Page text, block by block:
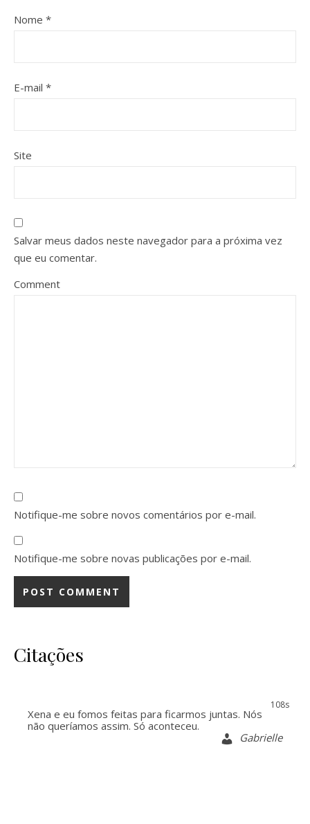
Nome *
E-mail *
Site
Salvar meus dados neste navegador para a próxima vez
que eu comentar.
Comment
Notifique-me sobre novos comentários por e-mail.
Notifique-me sobre novas publicações por e-mail.
Citações
107s
Xena e eu fomos feitas para ficarmos juntas. Nós
não queríamos assim. Só aconteceu.
Gabrielle